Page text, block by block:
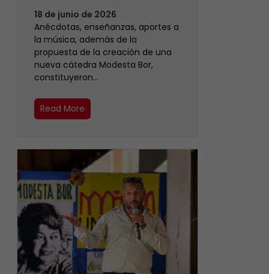
18 de junio de 2026
Anécdotas, enseñanzas, aportes a
la música, además de la
propuesta de la creación de una
nueva cátedra Modesta Bor,
constituyeron…
Read More